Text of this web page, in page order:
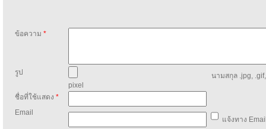
ข้อความ *
รูป
นามสกุล .jpg,
pixel
ชื่อที่ใช้แสดง *
Email
แจ้งทาง